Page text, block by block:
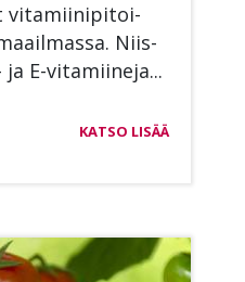
vi­ta­mii­ni­pi­toi­
Niis­
E-vi­ta­mii­ne­ja...
KATSO LISÄÄ